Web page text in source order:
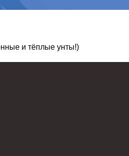
и тёплые унты!)